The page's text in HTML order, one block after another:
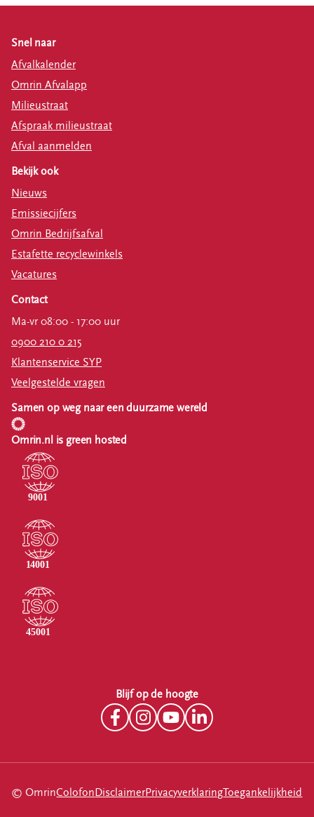
Snel naar
Afvalkalender
Omrin Afvalapp
Milieustraat
Afspraak milieustraat
Afval aanmelden
Bekijk ook
Nieuws
Emissiecijfers
Omrin Bedrijfsafval
Estafette recyclewinkels
Vacatures
Contact
Ma-vr 08:00 - 17:00 uur
0900 210 0 215
Klantenservice SYP
Veelgestelde vragen
Samen op weg naar een duurzame wereld
Omrin.nl is green hosted
Blijf op de hoogte
© OmrinColofon DisclaimerPrivacyverklaringToegankelijkheid